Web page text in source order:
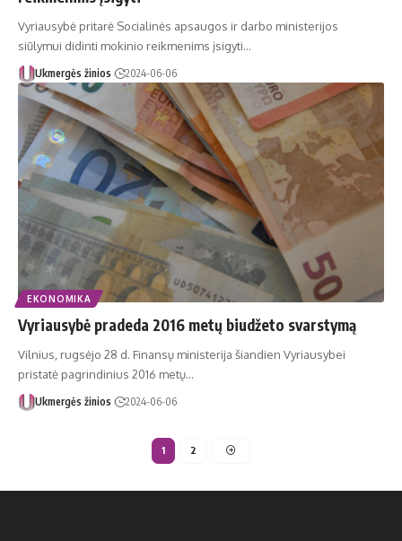
Vyriausybė pritarė Socialinės apsaugos ir darbo ministerijos
siūlymui didinti mokinio reikmenims įsigyti…
Ukmergės žinios 2024-06-06
EKONOMIKA
Vyriausybė pradeda 2016 metų biudžeto svarstymą
Vilnius, rugsėjo 28 d. Finansų ministerija šiandien Vyriausybei
pristatė pagrindinius 2016 metų…
Ukmergės žinios 2024-06-06
1 2